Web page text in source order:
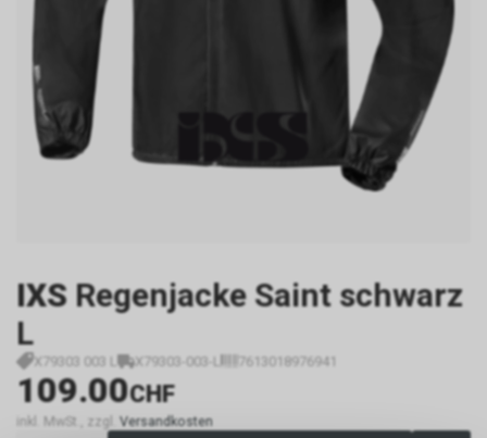
IXS Regenjacke Saint schwarz
L
X79303 003 L X79303-003-L 7613018976941
109.00CHF
inkl. MwSt., zzgl. Versandkosten